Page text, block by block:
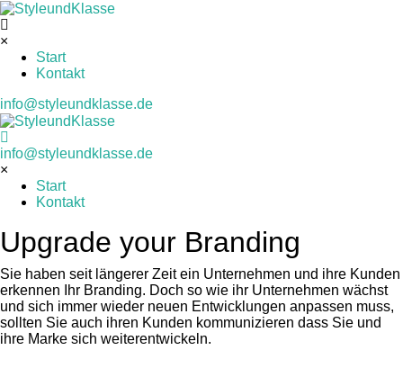
×
Start
Kontakt
info@styleundklasse.de
info@styleundklasse.de
×
Start
Kontakt
Upgrade your Branding
Sie haben seit längerer Zeit ein Unternehmen und ihre Kunden
erkennen Ihr Branding. Doch so wie ihr Unternehmen wächst
und sich immer wieder neuen Entwicklungen anpassen muss,
sollten Sie auch ihren Kunden kommunizieren dass Sie und
ihre Marke sich weiterentwickeln.